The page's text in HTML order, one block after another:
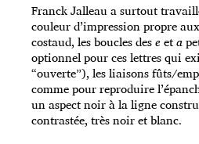
Franck Jalleau a surtout
couleur d’impression propre
costaud, les boucles deseeta
optionnel pour ces lettres qui
“ouverte”), les liaisons fûts/
comme pour reproduire
un aspect noir à la ligne
contrastée, très noir et blanc.